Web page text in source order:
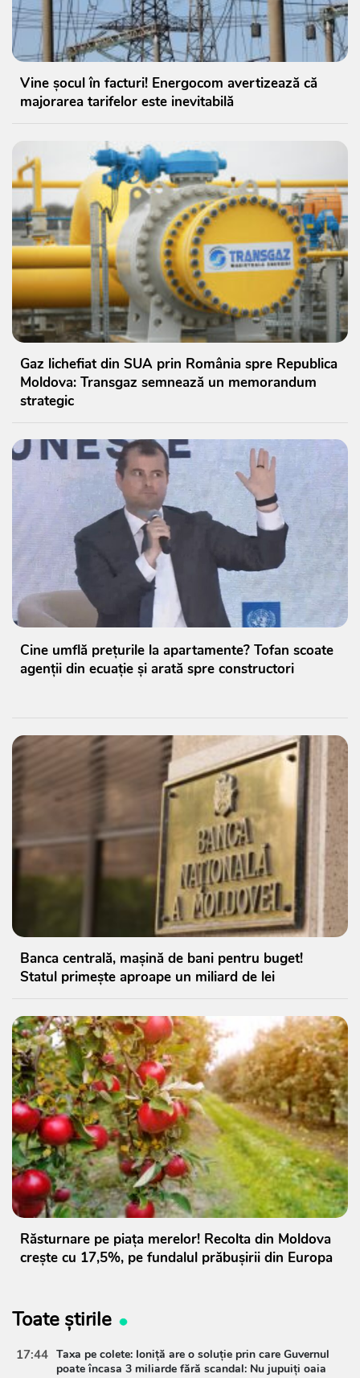
Vine șocul în facturi! Energocom avertizează că
majorarea tarifelor este inevitabilă
Gaz lichefiat din SUA prin România spre Republica
Moldova: Transgaz semnează un memorandum
strategic
Cine umflă prețurile la apartamente? Tofan scoate
agenții din ecuație și arată spre constructori
Banca centrală, mașină de bani pentru buget!
Statul primește aproape un miliard de lei
Răsturnare pe piața merelor! Recolta din Moldova
crește cu 17,5%, pe fundalul prăbușirii din Europa
Toate știrile
17:44 Taxa pe colete: Ioniță are o soluție prin care Guvernul
poate încasa 3 miliarde fără scandal: Nu jupuiți oaia